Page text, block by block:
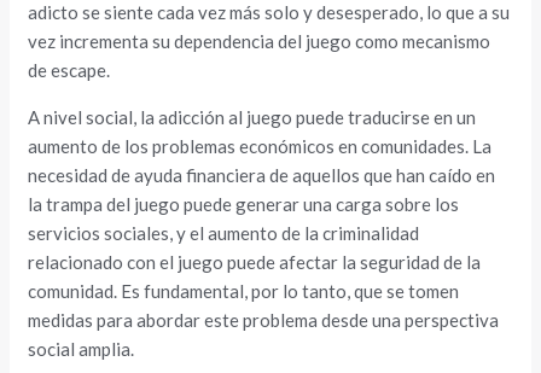
adicto se siente cada vez más solo y desesperado, lo que a su
vez incrementa su dependencia del juego como mecanismo
de escape.
A nivel social, la adicción al juego puede traducirse en un
aumento de los problemas económicos en comunidades. La
necesidad de ayuda financiera de aquellos que han caído en
la trampa del juego puede generar una carga sobre los
servicios sociales, y el aumento de la criminalidad
relacionado con el juego puede afectar la seguridad de la
comunidad. Es fundamental, por lo tanto, que se tomen
medidas para abordar este problema desde una perspectiva
social amplia.